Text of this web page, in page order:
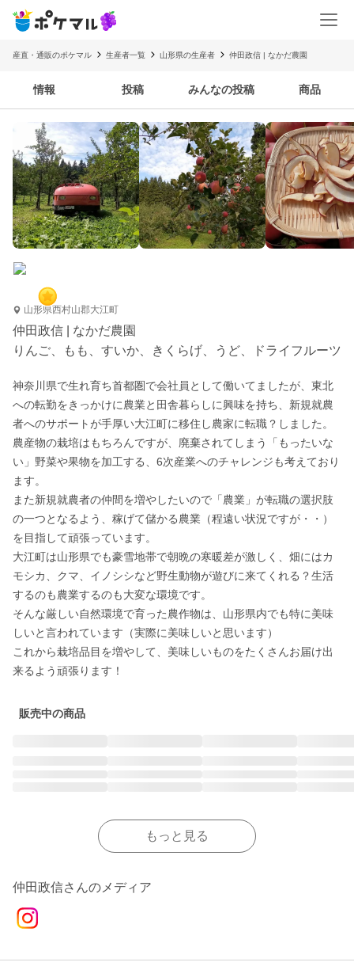
産直・通販のポケマル 生産者一覧 山形県の生産者 仲田政信 | なかだ農園
情報 投稿 みんなの投稿 商品
山形県西村山郡大江町
仲田政信 | なかだ農園
りんご、もも、すいか、きくらげ、うど、ドライフルーツ
神奈川県で生れ育ち首都圏で会社員として働いてましたが、東北
への転勤をきっかけに農業と田舎暮らしに興味を持ち、新規就農
者へのサポートが手厚い大江町に移住し農家に転職？しました。
農産物の栽培はもちろんですが、廃棄されてしまう「もったいな
い」野菜や果物を加工する、6次産業へのチャレンジも考えており
ます。
また新規就農者の仲間を増やしたいので「農業」が転職の選択肢
の一つとなるよう、稼げて儲かる農業（程遠い状況ですが・・）
を目指して頑張っています。
大江町は山形県でも豪雪地帯で朝晩の寒暖差が激しく、畑にはカ
モシカ、クマ、イノシシなど野生動物が遊びに来てくれる？生活
するのも農業するのも大変な環境です。
そんな厳しい自然環境で育った農作物は、山形県内でも特に美味
しいと言われています（実際に美味しいと思います）
これから栽培品目を増やして、美味しいものをたくさんお届け出
来るよう頑張ります！
販売中の商品
もっと見る
仲田政信さんのメディア